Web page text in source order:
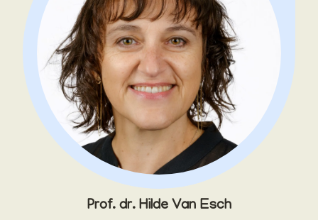
Prof. dr. Hilde Van Esch